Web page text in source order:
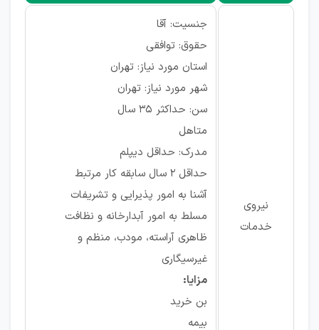
نیروی
خدمات
جنسیت: آقا
حقوق: توافقی
استان مورد نیاز: تهران
شهر مورد نیاز: تهران
سن: حداکثر 35 سال
متاهل
مدرک: حداقل دیپلم
حداقل 2 سال سابقه کار مرتبط
آشنا به امور پذیرایی و تشریفات
مسلط به امور آبدارخانه و نظافت
ظاهری آراسته، مودب، منظم و
غیرسیگاری
مزایا:
بن خرید
بیمه